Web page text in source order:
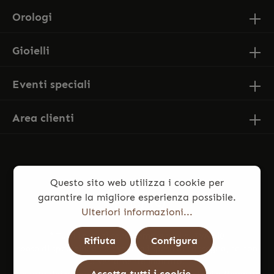
Orologi
Gioielli
Eventi speciali
Area clienti
* Tutti i prezzi sono comprensivi di IVA più
spese di spedizione
ed eventuali spese di consegna, se non
diversamente indicato.
Questo sito web utilizza i cookie per
garantire la migliore esperienza possibile.
Ulteriori informazioni...
Rifiuta Configura